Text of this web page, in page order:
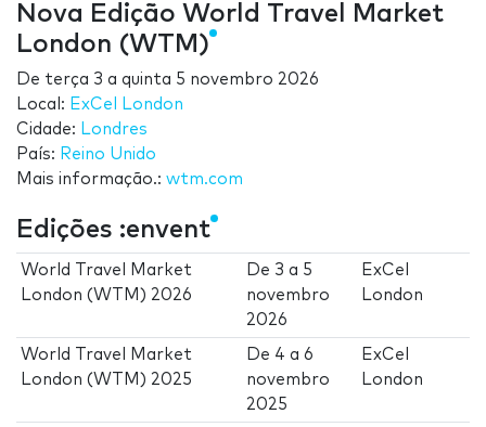
Nova Edição World Travel Market
London (WTM)
De terça 3 a quinta 5 novembro 2026
Local: ExCel London
Cidade: Londres
País: Reino Unido
Mais informação.: wtm.com
Edições :envent
World Travel Market
London (WTM) 2026
De 3 a 5
novembro
2026
ExCel
London
World Travel Market
London (WTM) 2025
De 4 a6
novembro
2025
ExCel
London